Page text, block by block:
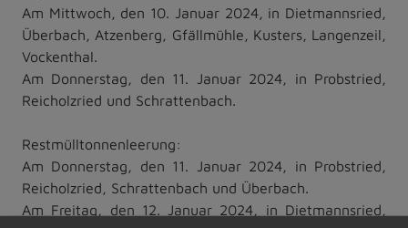
Am Mittwoch, den 10. Januar 2024, in Dietmannsried,
Überbach, Atzenberg, Gfällmühle, Kusters, Langenzeil,
Vockenthal.
Am Donnerstag, den 11. Januar 2024, in Probstried,
Reicholzried und Schrattenbach.
Restmülltonnenleerung:
Am Donnerstag, den 11. Januar 2024, in Probstried,
Reicholzried, Schrattenbach und Überbach.
Am Freitag, den 12. Januar 2024, in Dietmannsried,